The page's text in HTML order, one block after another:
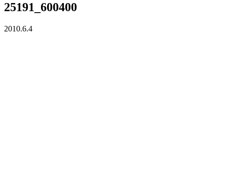
25191_600400
2010.6.4